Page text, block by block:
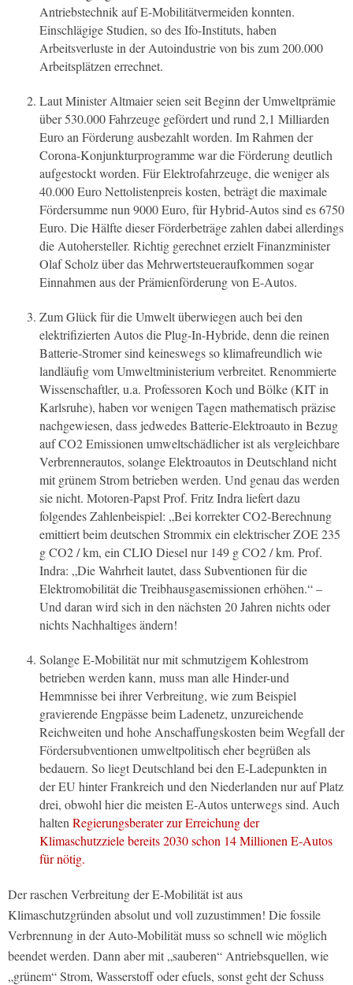
Antriebstechnik auf E-Mobilitätvermeiden konnten.
Einschlägige Studien, so des Ifo-Instituts, haben
Arbeitsverluste in der Autoindustrie von bis zum 200.000
Arbeitsplätzen errechnet.
Laut Minister Altmaier seien seit Beginn der Umweltprämie
über 530.000 Fahrzeuge gefördert und rund 2,1 Milliarden
Euro an Förderung ausbezahlt worden. Im Rahmen der
Corona-Konjunkturprogramme war die Förderung deutlich
aufgestockt worden. Für Elektrofahrzeuge, die weniger als
40.000 Euro Nettolistenpreis kosten, beträgt die maximale
Fördersumme nun 9000 Euro, für Hybrid-Autos sind es 6750
Euro. Die Hälfte dieser Förderbeträge zahlen dabei allerdings
die Autohersteller. Richtig gerechnet erzielt Finanzminister
Olaf Scholz über das Mehrwertsteueraufkommen sogar
Einnahmen aus der Prämienförderung von E-Autos.
Zum Glück für die Umwelt überwiegen auch bei den
elektrifizierten Autos die Plug-In-Hybride, denn die reinen
Batterie-Stromer sind keineswegs so klimafreundlich wie
landläufig vom Umweltministerium verbreitet. Renommierte
Wissenschaftler, u.a. Professoren Koch und Bölke (KIT in
Karlsruhe), haben vor wenigen Tagen mathematisch präzise
nachgewiesen, dass jedwedes Batterie-Elektroauto in Bezug
auf CO2 Emissionen umweltschädlicher ist als vergleichbare
Verbrennerautos, solange Elektroautos in Deutschland nicht
mit grünem Strom betrieben werden. Und genau das werden
sie nicht. Motoren-Papst Prof. Fritz Indra liefert dazu
folgendes Zahlenbeispiel: „Bei korrekter CO2-Berechnung
emittiert beim deutschen Strommix ein elektrischer ZOE 235
g CO2 / km, ein CLIO Diesel nur 149 g CO2 / km. Prof.
Indra: „Die Wahrheit lautet, dass Subventionen für die
Elektromobilität die Treibhausgasemissionen erhöhen.“ –
Und daran wird sich in den nächsten 20 Jahren nichts oder
nichts Nachhaltiges ändern!
Solange E-Mobilität nur mit schmutzigem Kohlestrom
betrieben werden kann, muss man alle Hinder-und
Hemmnisse bei ihrer Verbreitung, wie zum Beispiel
gravierende Engpässe beim Ladenetz, unzureichende
Reichweiten und hohe Anschaffungskosten beim Wegfall der
Fördersubventionen umweltpolitisch eher begrüßen als
bedauern. So liegt Deutschland bei den E-Ladepunkten in
der EU hinter Frankreich und den Niederlanden nur auf Platz
drei, obwohl hier die meisten E-Autos unterwegs sind. Auch
halten Regierungsberater zur Erreichung der
Klimaschutzziele bereits 2030 schon 14 Millionen E-Autos
für nötig.
Der raschen Verbreitung der E-Mobilität ist aus
Klimaschutzgründen absolut und voll zuzustimmen! Die fossile
Verbrennung in der Auto-Mobilität muss so schnell wie möglich
beendet werden. Dann aber mit „sauberen“ Antriebsquellen, wie
„grünem“ Strom, Wasserstoff oder efuels, sonst geht der Schuss